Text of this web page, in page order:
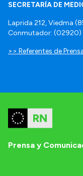
SECRETARÍA DE
Laprida 212, Viedma
Conmutador:
>> Referentes de
Prensa y